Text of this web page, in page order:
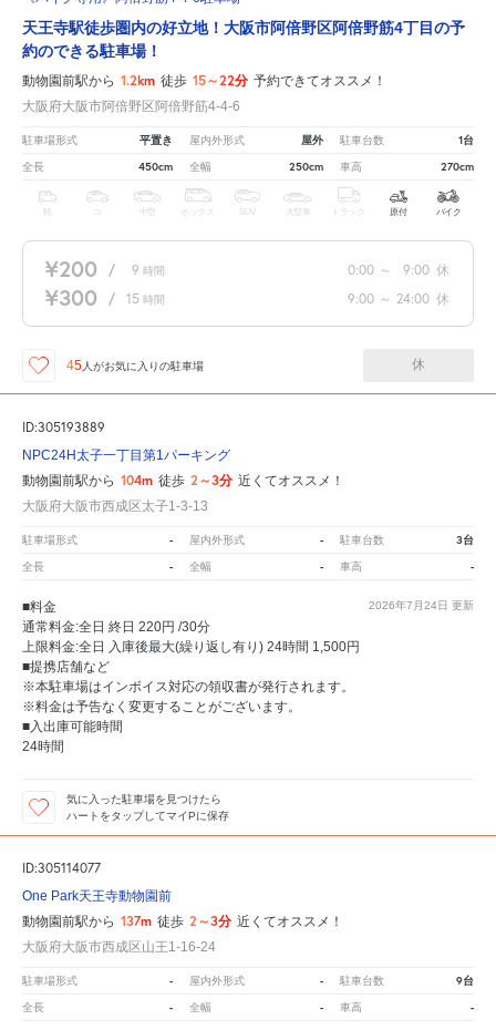
天王寺駅徒歩圏内の好立地！大阪市阿倍野区阿倍野筋4丁目の予
約のできる駐車場！
動物園前駅から 1.2km 徒歩 15～22分 予約できてオススメ！
大阪府大阪市阿倍野区阿倍野筋4-4-6
駐車場形式 平置き 屋内外形式 屋外 駐車台数 1台
全長 450cm 全幅 250cm 車高 270cm
中型 ボックス SUV 大型車 トラック 原付 バイク
¥200 / 9 時間 0:00 ～ 9:00 休
¥300 / 15 時間 9:00 ～ 24:00 休
45 人がお気に入りの駐車場 休
ID:305193889
NPC24H太子一丁目第1パーキング
動物園前駅から 104m 徒歩 2～3分 近くてオススメ！
大阪府大阪市西成区太子1-3-13
駐車場形式 - 屋内外形式 - 駐車台数 3台
全長 - 全幅 - 車高 -
2026年7月24日 更新
■料金
通常料金:全日 終日 220円 /30分
上限料金:全日 入庫後最大(繰り返し有り) 24時間 1,500円
■提携店舗など
※本駐車場はインボイス対応の領収書が発行されます。
※料金は予告なく変更することがございます。
■入出庫可能時間
24時間
気に入った駐車場を見つけたら
ハートをタップしてマイPに保存
ID:305114077
One Park天王寺動物園前
動物園前駅から 137m 徒歩 2～3分 近くてオススメ！
大阪府大阪市西成区山王1-16-24
駐車場形式 - 屋内外形式 - 駐車台数 9台
全長 - 全幅 - 車高 -